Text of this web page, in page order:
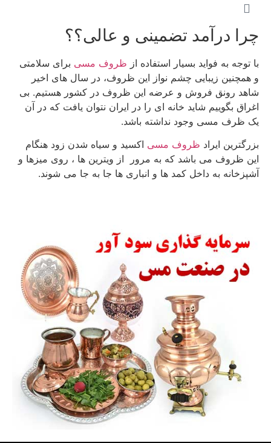
چرا درآمد تضمینی و عالی؟؟
با توجه به فواید بسیار استفاده از ظروف مسی برای سلامتی
و همچنین زیبایی چشم نواز این ظروف، در سال های اخیر
شاهد رونق فروش و عرضه این ظروف در کشور هستیم. بی
اغراق بگوییم شاید خانه ای را در ایران نتوان یافت که در آن
یک ظرف مسی وجود نداشته باشد.
بزرگترین ایراد ظروف مسی اکسید و سیاه شدن زود هنگام
این ظروف می باشد که به مرور از ویترین ها ، روی میزها و
آشپزخانه به داخل کمد ها و انباری ها جا به جا می شوند.